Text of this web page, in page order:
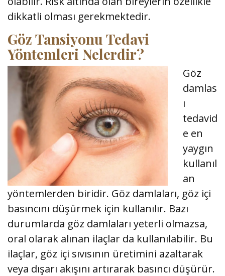
dikkatli olması gerekmektedir.
Göz Tansiyonu Tedavi
Yöntemleri Nelerdir?
Göz
damlas
ı
tedavid
e en
yaygın
kullanıl
an
yöntemlerden biridir. Göz damlaları, göz içi
basıncını düşürmek için kullanılır. Bazı
durumlarda göz damlaları yeterli olmazsa,
oral olarak alınan ilaçlar da kullanılabilir. Bu
ilaçlar, göz içi sıvısının üretimini azaltarak
veya dışarı akışını artırarak basıncı düşürür.